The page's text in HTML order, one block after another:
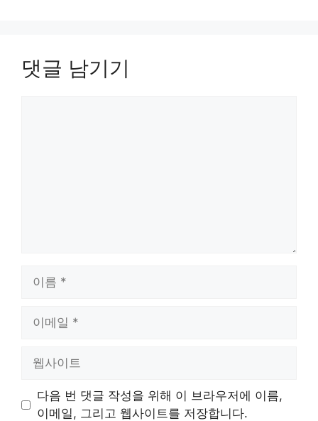
댓글 남기기
트
다음 번 댓글 작성을 위해 이 브라우저에 이름,
이메일, 그리고 웹사이트를 저장합니다.